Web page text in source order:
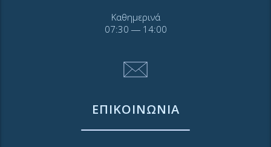
Καθημερινά
07:30 ― 14:00
ΕΠΙΚΟΙΝΩΝΙΑ